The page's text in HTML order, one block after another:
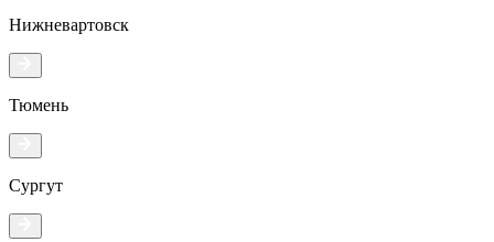
Нижневартовск
Тюмень
Сургут